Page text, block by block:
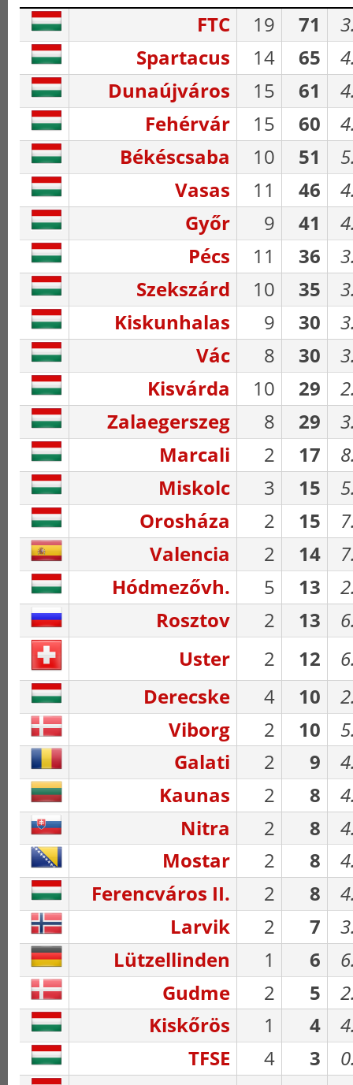
FTC 19 71
Spartacus
14 65
Dunaújváros
15 61
Fehérvár
15 60
Békéscsaba
10 51
Vasas
11 46
Győr
9 41
Pécs
11 36
Szekszárd
10 35
Kiskunhalas
9 30
Vác
8 30
Kisvárda
10 29
Zalaegerszeg
8 29
Marcali
2 17
Miskolc
3 15
Orosháza
2 15
Valencia
2 14
Hódmezővh.
5 13
Rosztov
2 13
Uster
2 12
Derecske
4 10
Viborg
2 10
Galati
2 9
Kaunas
2 8
Nitra
2 8
Mostar
2 8
Ferencváros II.
2 8
Larvik
2 7
Lützellinden
1 6
Gudme
2 5
Kiskőrös
1 4
TFSE
4 3